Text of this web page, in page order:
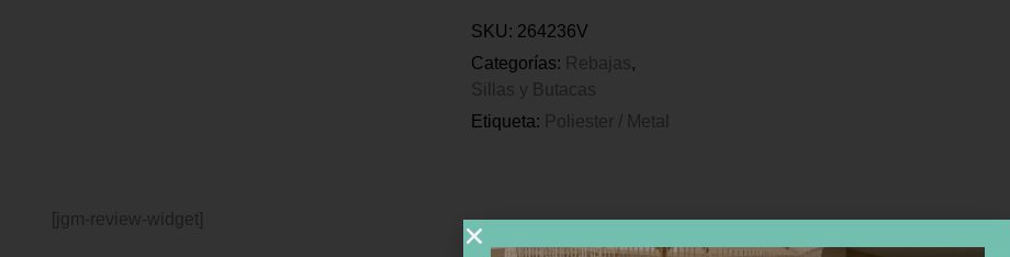
SKU: 264236V
Categorías: Rebajas,
Sillas y Butacas
Etiqueta: Poliester / Metal
[jgm-review-widget]